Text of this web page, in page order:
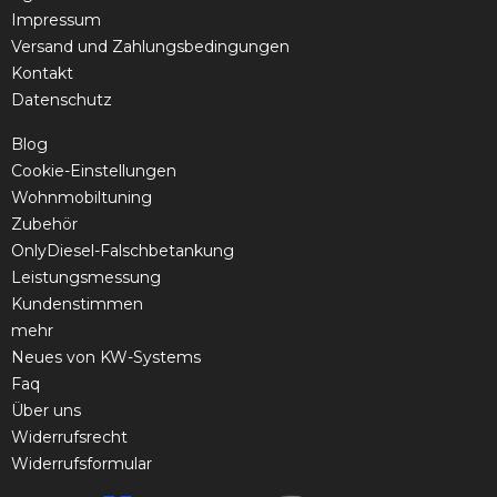
Impressum
Versand und Zahlungsbedingungen
Kontakt
Datenschutz
Blog
Cookie-Einstellungen
Wohnmobiltuning
Zubehör
OnlyDiesel-Falschbetankung
Leistungsmessung
Kundenstimmen
mehr
Neues von KW-Systems
Faq
Über uns
Widerrufsrecht
Widerrufsformular